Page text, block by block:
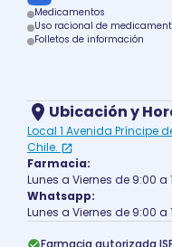
Medicamentos
Uso racional de
Folletos de información
Ubicación y
Local 1 Avenida Príncipe
Chile.
Farmacia:
Lunes a Viernes de 9:00 a
Whatsapp:
Lunes a Viernes de 9:00 a